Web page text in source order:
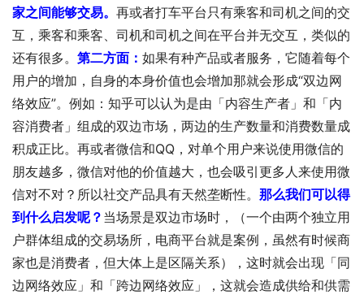
家之间能够交易。 再或者打车平台只有乘客和司机之间的交
互，乘客和乘客、司机和司机之间在平台并无交互，类似的
还有很多。 第二方面： 如果有种产品或者服务，它随着每个
用户的增加，自身的本身价值也会增加那就会形成“双边网
络效应”。例如：知乎可以认为是由「内容生产者」和「内
容消费者」组成的双边市场，两边的生产数量和消费数量成
积成正比。再或者微信和QQ，对单个用户来说使用微信的
朋友越多，微信对他的价值越大，也会吸引更多人来使用微
信对不对？所以社交产品具有天然垄断性。 那么我们可以得
到什么启发呢？ 当场景是双边市场时，（一个由两个独立用
户群体组成的交易场所，电商平台就是案例，虽然有时候商
家也是消费者，但大体上是区隔关系），这时就会出现「同
边网络效应」和「跨边网络效应」，这就会造成供给和供需